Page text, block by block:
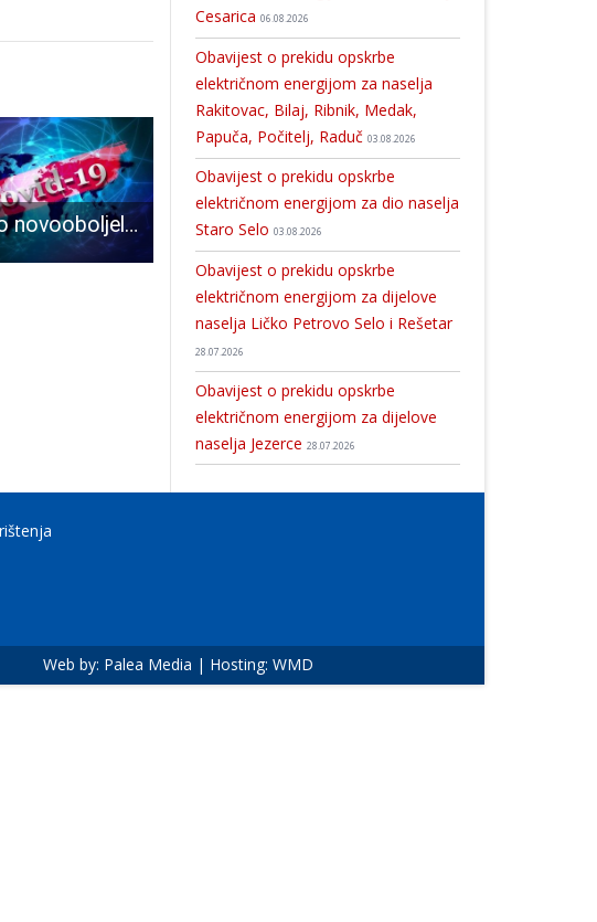
Petero novooboljelih od COVID-19, petero izliječenih
Cesarica 06.08.2026
Obavijest o prekidu opskrbe
električnom energijom za naselja
Rakitovac, Bilaj, Ribnik, Medak,
Papuča, Počitelj, Raduč 03.08.2026
Obavijest o prekidu opskrbe
električnom energijom za dio naselja
Staro Selo 03.08.2026
Obavijest o prekidu opskrbe
električnom energijom za dijelove
naselja Ličko Petrovo Selo i Rešetar
28.07.2026
Obavijest o prekidu opskrbe
električnom energijom za dijelove
naselja Jezerce 28.07.2026
Web by: Palea Media | Hosting: WMD